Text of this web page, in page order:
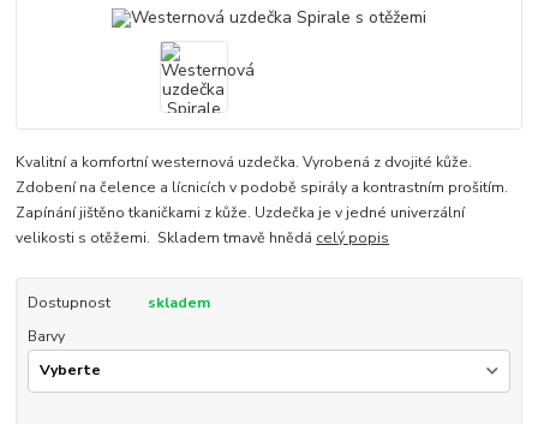
Kvalitní a komfortní westernová uzdečka. Vyrobená z dvojité kůže.
Zdobení na čelence a lícnicích v podobě spirály a kontrastním prošitím.
Zapínání jištěno tkaničkami z kůže. Uzdečka je v jedné univerzální
velikosti s otěžemi. Skladem tmavě hnědá celý popis
Dostupnost
skladem
Barvy